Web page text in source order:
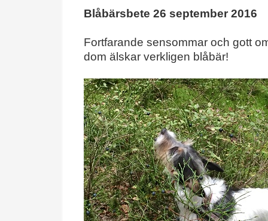
Blåbärsbete 26 september 2016
Fortfarande sensommar och gott
dom älskar verkligen blåbär!